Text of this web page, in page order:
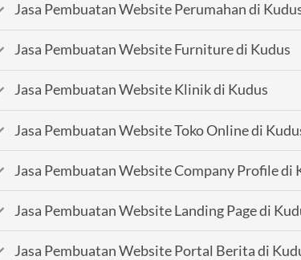
Jasa Pembuatan Website Perumahan di
Jasa Pembuatan Website Furniture di Kudus
Jasa Pembuatan Website Klinik di Kudus
Jasa Pembuatan Website Toko Online di
Jasa Pembuatan Website Company Profile di
Jasa Pembuatan Website Landing Page di
Jasa Pembuatan Website Portal Berita di